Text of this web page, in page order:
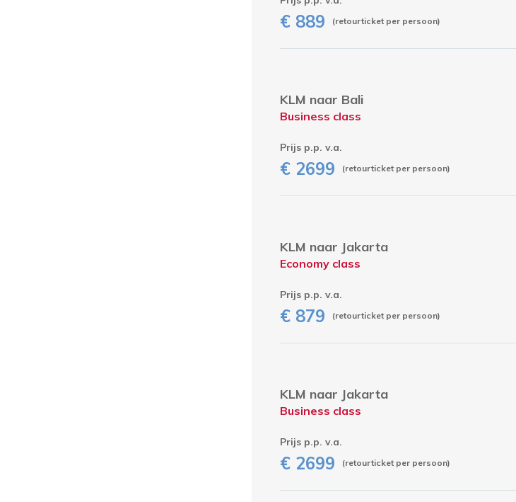
€ 889 (retourticket per persoon)
KLM naar Bali
Business class
Prijs p.p. v.a.
€ 2699 (retourticket per persoon)
KLM naar Jakarta
Economy class
Prijs p.p. v.a.
€ 879 (retourticket per persoon)
KLM naar Jakarta
Business class
Prijs p.p. v.a.
€ 2699 (retourticket per persoon)